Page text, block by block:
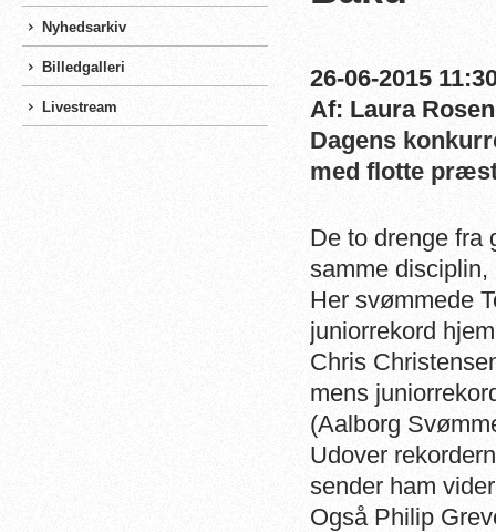
Nyhedsarkiv
Billedgalleri
Livestream
26-06-2015
Af: Laura
Dagens
med flotte
De to drenge fra
samme
Her svømmede
juniorrekord
Chris
mens
(Aalborg
Udover
sender ham
Også Philip